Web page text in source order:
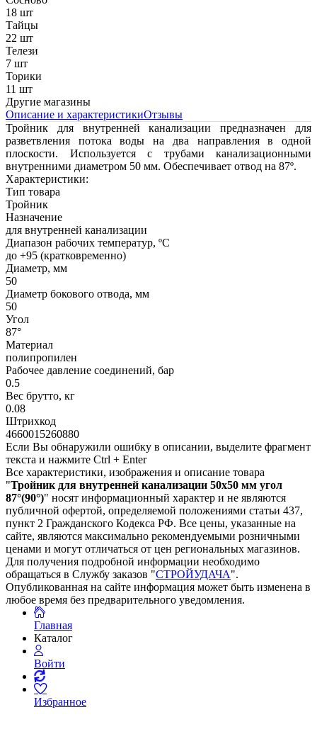
18 шт
Тайцы
22 шт
Телези
7 шт
Торики
11 шт
Другие магазины
Описание и характеристикиОтзывы
Тройник для внутренней канализации предназначен для
разветвления потока воды на два направления в одной
плоскости. Используется с трубами канализационными
внутренними диаметром 50 мм. Обеспечивает отвод на 87º.
Характеристики:
Тип товара
Тройник
Назначение
для внутренней канализации
Диапазон рабочих температур, ºС
до +95 (кратковременно)
Диаметр, мм
50
Диаметр бокового отвода, мм
50
Угол
87°
Материал
полипропилен
Рабочее давление соединений, бар
0.5
Вес брутто, кг
0.08
Штрихкод
4660015260880
Если Вы обнаружили ошибку в описании, выделите фрагмент
текста и нажмите Ctrl + Enter
Все характеристики, изображения и описание товара
"Тройник для внутренней канализации 50х50 мм угол
87°(90°)" носят информационный характер и не являются
публичной офертой, определяемой положениями статьи 437,
пункт 2 Гражданского Кодекса РФ. Все цены, указанные на
сайте, являются максимально рекомендуемыми розничными
ценами и могут отличаться от цен региональных магазинов.
Для получения подробной информации необходимо
обращаться в Службу заказов "СТРОЙУДАЧА".
Опубликованная на сайте информация может быть изменена в
любое время без предварительного уведомления.
Главная
Каталог
Войти
Избранное